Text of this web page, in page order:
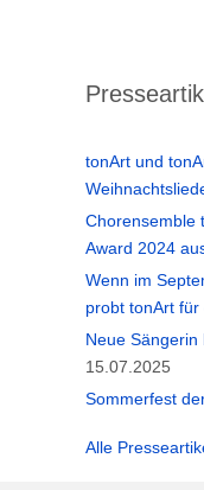
tonArt und
Chorensemble
Award 2024
Wenn im
probt tonArt
Neue
15.07.2025
Sommerfest
Alle